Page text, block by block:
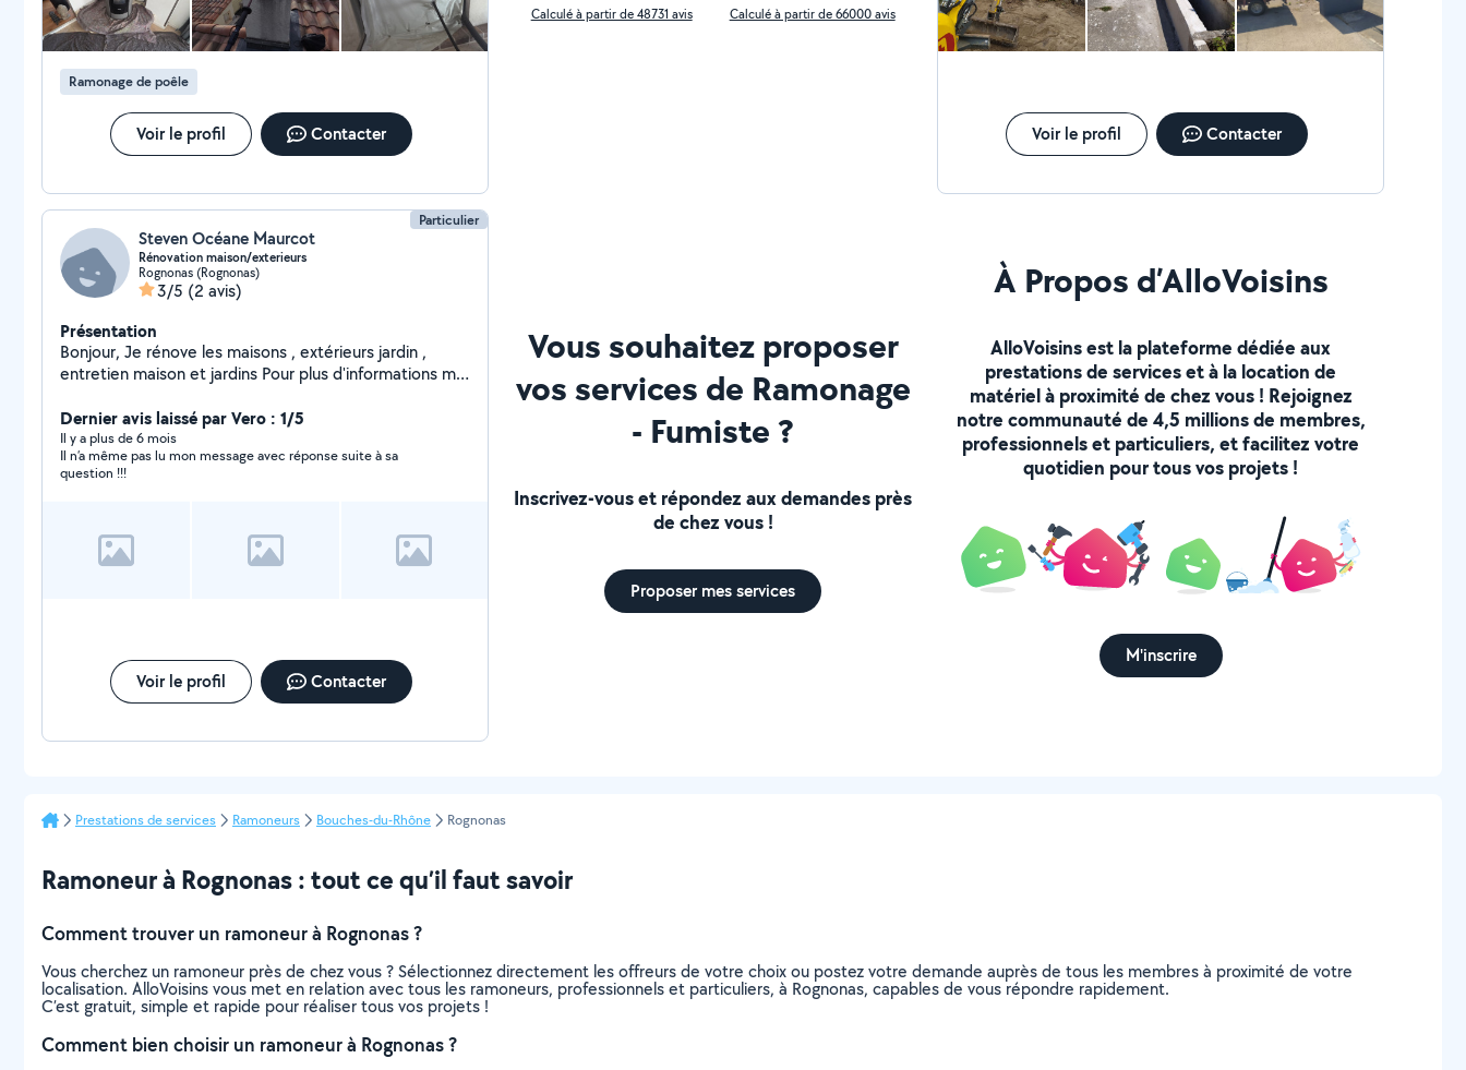
Ramonage de poêle
Voir le profil Contacter
Calculé à partir de 48731 avis Calculé à partir de 66000 avis
Voir le profil Contacter
Particulier
Steven Océane Maurcot
Rénovation maison/exterieurs
Rognonas (Rognonas)
3/5 (2 avis)
Présentation
Bonjour, Je rénove les maisons , extérieurs jardin ,
entretien maison et jardins Pour plus d'informations me
Dernier avis laissé par Vero : 1/5
Il y a plus de 6 mois
Il n’a même pas lu mon message avec réponse suite à sa
question !!!
Voir le profil Contacter
Vous souhaitez proposer
vos services de Ramonage
- Fumiste ?
Inscrivez-vous et répondez aux demandes près
de chez vous !
Proposer mes services
À Propos d’AlloVoisins
AlloVoisins est la plateforme dédiée aux
prestations de services et à la location de
matériel à proximité de chez vous ! Rejoignez
notre communauté de 4,5 millions de membres,
professionnels et particuliers, et facilitez votre
quotidien pour tous vos projets !
M'inscrire
Prestations de services Ramoneurs Bouches-du-Rhône Rognonas
Ramoneur à Rognonas : tout ce qu’il faut savoir
Comment trouver un ramoneur à Rognonas ?
Vous cherchez un ramoneur près de chez vous ? Sélectionnez directement les offreurs de votre choix ou postez votre demande auprès de tous les membres à proximité de votre
localisation. AlloVoisins vous met en relation avec tous les ramoneurs, professionnels et particuliers, à Rognonas, capables de vous répondre rapidement.
C’est gratuit, simple et rapide pour réaliser tous vos projets !
Comment bien choisir un ramoneur à Rognonas ?